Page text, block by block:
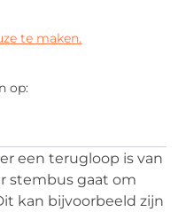
te maken.
op:
een terugloop is van
stembus gaat om
kan bijvoorbeeld zijn